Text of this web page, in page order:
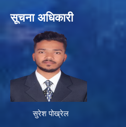
सूचना अधिकारी
सुरेश पोख्रेल